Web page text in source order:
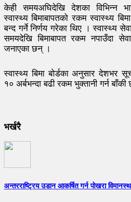
केही समयअघिदेखि देशका विभिन्न
स्वास्थ्य बिमाबापतको रकम स्वास्थ्य
बन्द गर्ने निर्णय गरेका थिए । स्वास्थ्य
समयदेखि बिमाबापत रकम नपाउँदा
जनाएका छन् ।
स्वास्थ्य बिमा बोर्डका अनुसार देशभर
१० अर्बभन्दा बढी रकम भुक्तानी गर्न बाँकी
भर्खरै
अन्तरराष्ट्रिय उडान आकर्षित गर्न पोखरा